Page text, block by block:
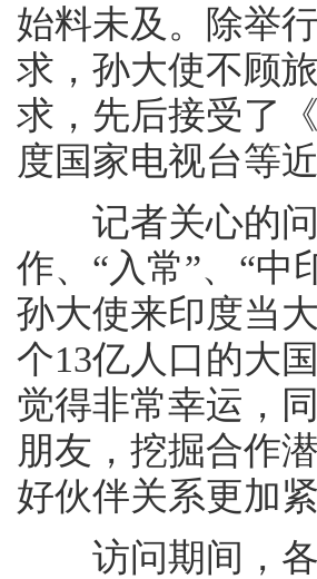
始料未及。除举
求，孙大使不顾
求，先后接受了
度国家电视台等
记者关心的问
作、“入常”、“中
孙大使来印度当
个13亿人口的大
觉得非常幸运，
朋友，挖掘合作
好伙伴关系更加
访问期间，各